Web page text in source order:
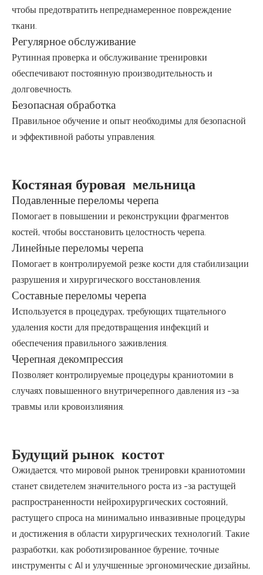
чтобы предотвратить непреднамеренное повреждение
ткани.
Регулярное обслуживание
Рутинная проверка и обслуживание тренировки
обеспечивают постоянную производительность и
долговечность.
Безопасная обработка
Правильное обучение и опыт необходимы для безопасной
и эффективной работы управления.
Костяная буровая мельница
Подавленные переломы черепа
Помогает в повышении и реконструкции фрагментов
костей, чтобы восстановить целостность черепа.
Линейные переломы черепа
Помогает в контролируемой резке кости для стабилизации
разрушения и хирургического восстановления.
Составные переломы черепа
Используется в процедурах, требующих тщательного
удаления кости для предотвращения инфекций и
обеспечения правильного заживления.
Черепная декомпрессия
Позволяет контролируемые процедуры краниотомии в
случаях повышенного внутричерепного давления из -за
травмы или кровоизлияния.
Будущий рынок костот
Ожидается, что мировой рынок тренировки краниотомии
станет свидетелем значительного роста из -за растущей
распространенности нейрохирургических состояний,
растущего спроса на минимально инвазивные процедуры
и достижения в области хирургических технологий. Такие
разработки, как роботизированное бурение, точные
инструменты с AI и улучшенные эргономические дизайны,